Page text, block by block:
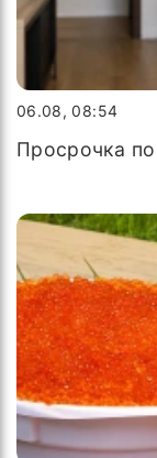
06.08, 08:54
Просрочка